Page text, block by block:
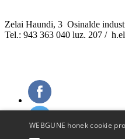
Zelai Haundi, 3 Osinalde
Tel.: 943 363 040 luz. 207 /
WEBGUNE honek cookie